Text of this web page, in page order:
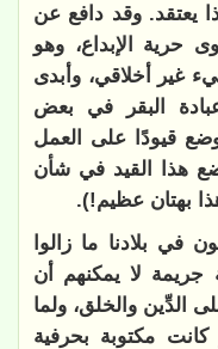
يعتقد. وقد دافع عن
حرية الإبداع، وهو
غير أخلاقي، وأبدى
البقر في بعض
قيودًا على العمل
يضع هذا القيد في شأن
بهتان عظيم!).
بلادنا ما زالوا
جريمة لا يمكنهم أن
الدِّين والخلق، ولما
مكتوبة بحرفية